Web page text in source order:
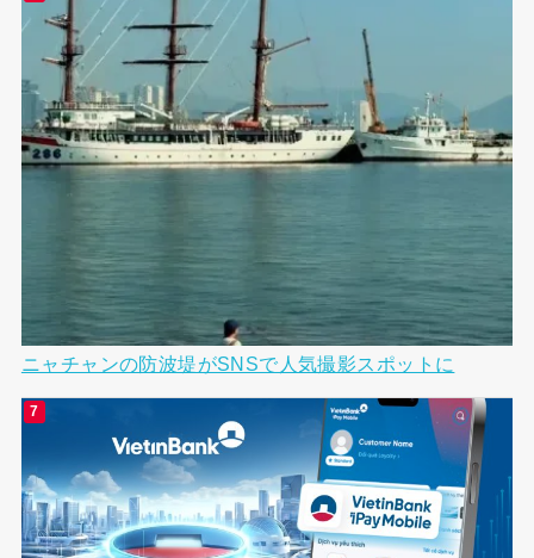
ニャチャンの防波堤がSNSで人気撮影スポットに